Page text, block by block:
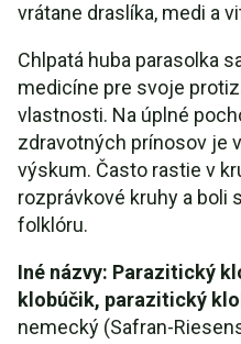
vrátane draslíka, medi a
Chlpatá huba parasolka
medicíne pre svoje
vlastnosti. Na úplné
zdravotných prínosov je
výskum. Často rastie v
rozprávkové kruhy a boli
folklóru.
Iné názvy: Parazitický
klobúčik, parazitický
nemecký (Safran-